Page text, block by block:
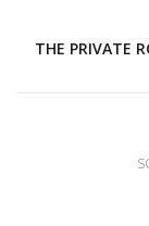
THE PRIVATE